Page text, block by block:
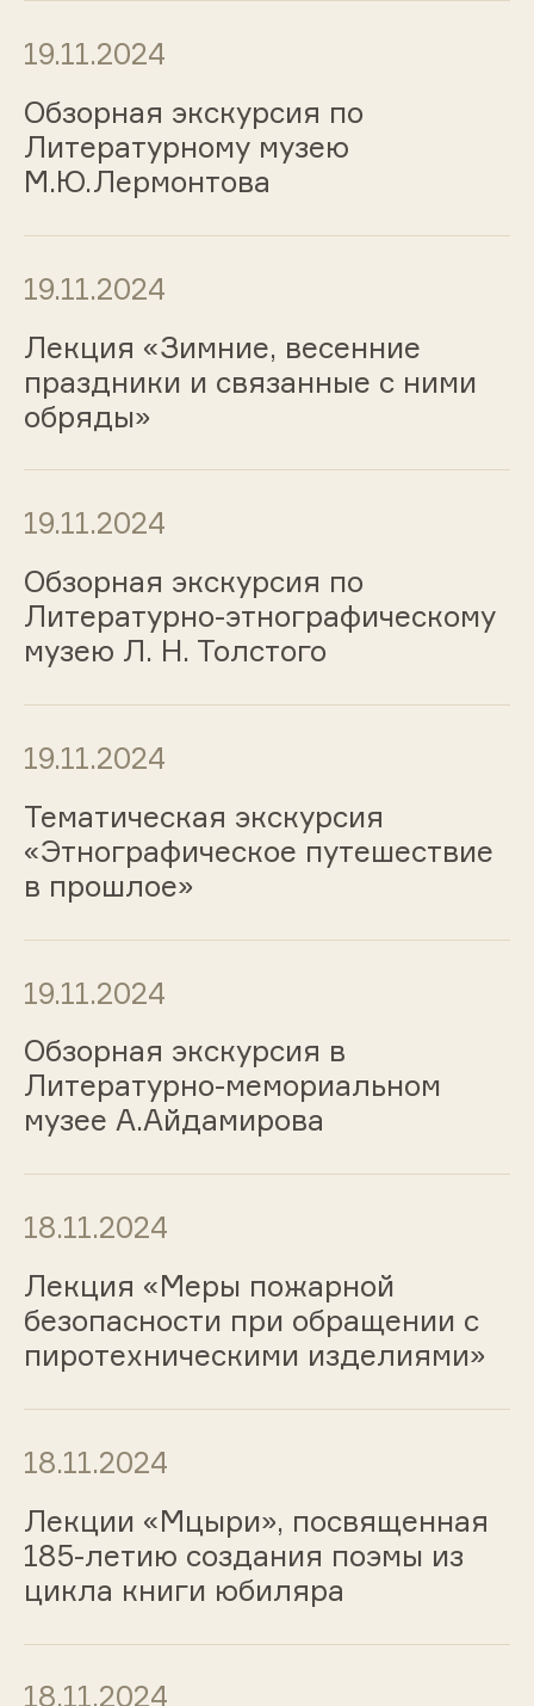
19.11.2024
Обзорная экскурсия по
Литературному музею
М.Ю.Лермонтова
19.11.2024
Лекция «Зимние, весенние
праздники и связанные с ними
обряды»
19.11.2024
Обзорная экскурсия по
Литературно-этнографическому
музею Л. Н. Толстого
19.11.2024
Тематическая экскурсия
«Этнографическое путешествие
в прошлое»
19.11.2024
Обзорная экскурсия в
Литературно-мемориальном
музее А.Айдамирова
18.11.2024
Лекция «Меры пожарной
безопасности при обращении с
пиротехническими изделиями»
18.11.2024
Лекции «Мцыри», посвященная
185-летию создания поэмы из
цикла книги юбиляра
18.11.2024